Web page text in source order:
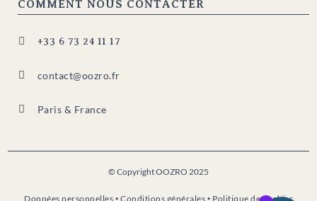
COMMENT NOUS CONTACTER
 +33 6 73 24 11 17
 contact@oozro.fr
 Paris & France
© Copyright OOZRO 2025
Données personnelles Conditions générales Politique de cookies